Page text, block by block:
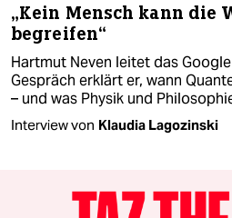
„Kein Mensch kann die
begreifen“
Hartmut Neven leitet das
Gespräch erklärt er, wann
– und was Physik und
Interview von Klaudia Lagozinski